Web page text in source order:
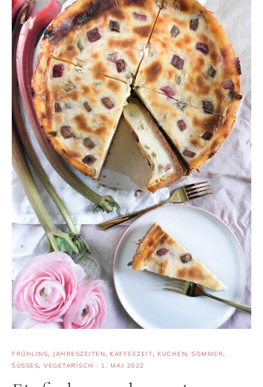
FRÜHLING, JAHRESZEITEN, KAFFEEZEIT, KUCHEN, SOMMER,
SÜSSES
, VEGETARISCH · 1. MAI 2022